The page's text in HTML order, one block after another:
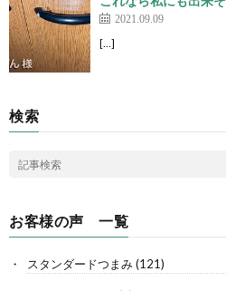
2021.09.09
[…]
検索
お客様の声 一覧
スタンダードつまみ(121)